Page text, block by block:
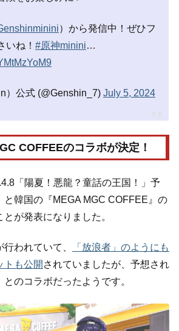
）から発信中！ぜひフ
いね！ #原神minini…
）公式 (@Genshin_7) July 5, 2024
COFFEEのコラボが決定！
「陽夏！悪龍？童話の王国！」予
と韓国の『MEGA MGC COFFEE』の
が発表になりました。
われていて、
「放浪者」のようにも
トも公開 されていましたが、予想され
のコラボだったようです。